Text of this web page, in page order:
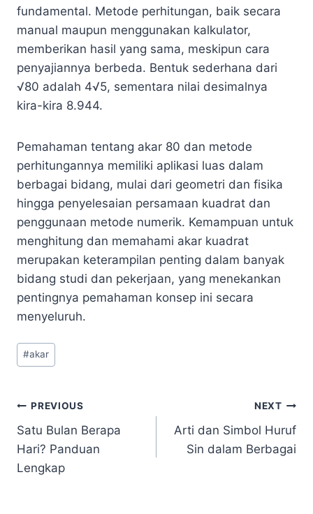
fundamental. Metode perhitungan, baik secara
manual maupun menggunakan kalkulator,
memberikan hasil yang sama, meskipun cara
penyajiannya berbeda. Bentuk sederhana dari
√80 adalah 4√5, sementara nilai desimalnya
kira-kira 8.944.
Pemahaman tentang akar 80 dan metode
perhitungannya memiliki aplikasi luas dalam
berbagai bidang, mulai dari geometri dan fisika
hingga penyelesaian persamaan kuadrat dan
penggunaan metode numerik. Kemampuan untuk
menghitung dan memahami akar kuadrat
merupakan keterampilan penting dalam banyak
bidang studi dan pekerjaan, yang menekankan
pentingnya pemahaman konsep ini secara
menyeluruh.
Post
Tags:
#akar
Navigasi
pos
PREVIOUS
Satu Bulan Berapa
Hari? Panduan
Lengkap
NEXT
Arti dan Simbol Huruf
Sin dalam Berbagai